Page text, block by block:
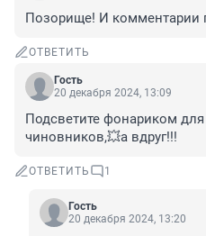
Позорище! И комментарии
ОТВЕТИТЬ
Гость
20 декабря 2024, 13:09
Подсветите фонариком для
чиновников,💥а вдруг!!!
ОТВЕТИТЬ 1
Гость
20 декабря 2024, 13:20